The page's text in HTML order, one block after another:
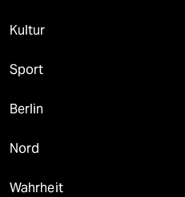
Kultur
Sport
Berlin
Nord
Wahrheit